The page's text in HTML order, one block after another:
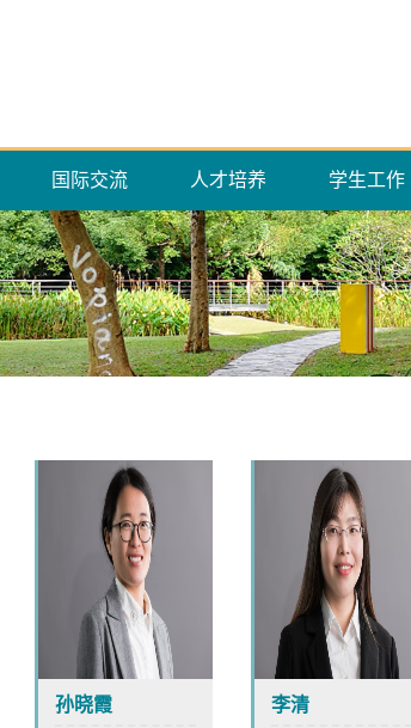
国际交流 人才培养 学生工作
孙晓霞 李清